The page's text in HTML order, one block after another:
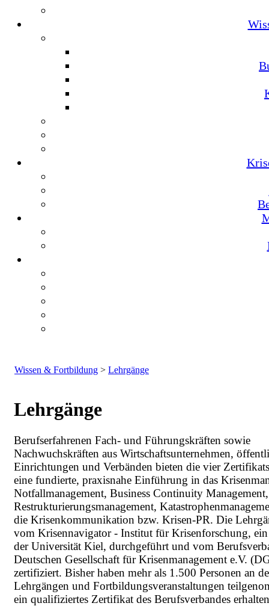
Wissen & Fortbildung > Lehrgänge
Lehrgänge
Berufserfahrenen Fach- und Führungskräften sowie
Nachwuchskräften aus Wirtschaftsunternehmen,
Einrichtungen und Verbänden bieten die vier
eine fundierte, praxisnahe Einführung in das
Notfallmanagement, Business Continuity Management,
Restrukturierungsmanagement,
die Krisenkommunikation bzw. Krisen-PR. Die
vom Krisennavigator - Institut für Krisenforschung,
der Universität Kiel, durchgeführt und vom
Deutschen Gesellschaft für Krisenmanagement e.V.
zertifiziert. Bisher haben mehr als 1.500 Personen an
Lehrgängen und Fortbildungsveranstaltungen
ein qualifiziertes Zertifikat des Berufsverbandes